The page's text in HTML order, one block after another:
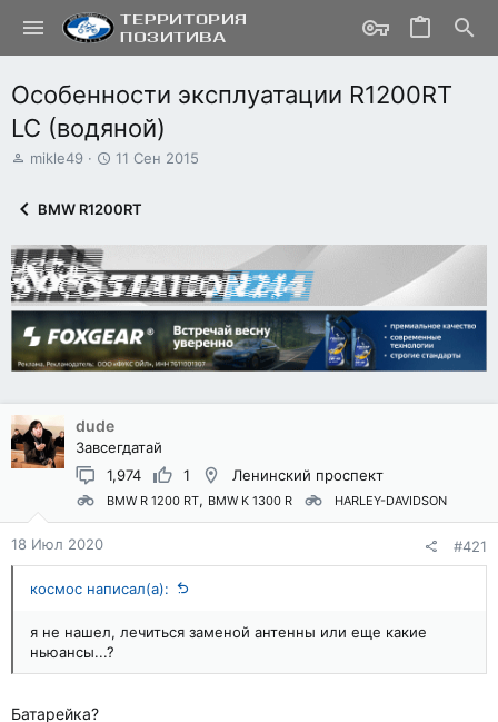
Особенности эксплуатации R1200RT
LC (водяной)
А
т
е
м
ы
mikle49
Д
а
ч
а
л
а
11 Сен 2015
BMW R1200RT
dude
Завсегдатай
1,974
1 Ленинский проспект
BMW R 1200 RT BMW K 1300 R HARLEY-DAVIDSON
18 Июл 2020 #421
космос написал(а):
я не нашел, лечиться заменой антенны или еще какие
ньюансы...?
Батарейка?